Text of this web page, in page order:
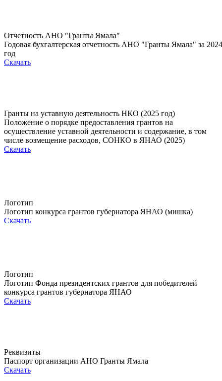
Отчетность АНО "Гранты Ямала"
Годовая бухгалтерская отчетность АНО "Гранты Ямала" за 2024
год
Скачать
Гранты на уставную деятельность НКО (2025 год)
Положение о порядке предоставления грантов на
осуществление уставной деятельности и содержание, в том
числе возмещение расходов, СОНКО в ЯНАО (2025)
Скачать
Логотип
Логотип конкурса грантов губернатора ЯНАО (мишка)
Скачать
Логотип
Логотип Фонда президентских грантов для победителей
конкурса грантов губернатора ЯНАО
Скачать
Реквизиты
Паспорт организации АНО Гранты Ямала
Скачать